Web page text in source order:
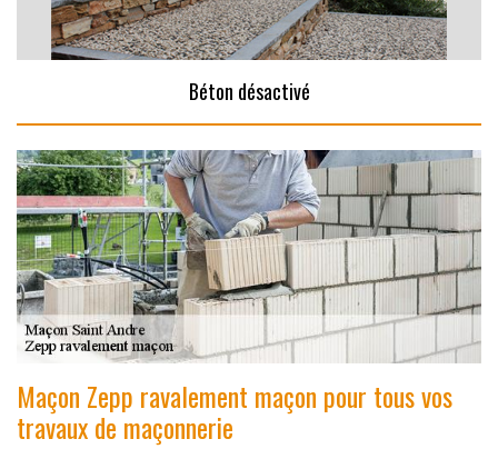
Béton désactivé
Maçon Zepp ravalement maçon pour tous vos
travaux de maçonnerie